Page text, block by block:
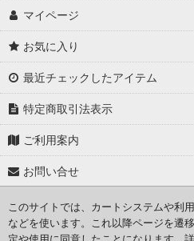
マイページ
お気に入り
最近チェックしたアイテム
特定商取引法表示
ご利用案内
お問い合せ
Copyright (C) 2024
このサイトでは、カートシステムや利
などを使います。これ以降ページを遷